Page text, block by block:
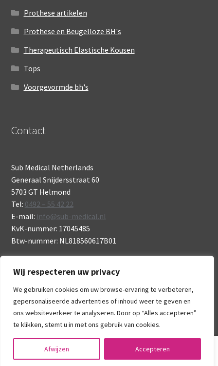
Wij respecteren uw privacy
We gebruiken cookies om uw browse-ervaring te verbeteren,
gepersonaliseerde advertenties of inhoud weer te geven en
ons websiteverkeer te analyseren. Door op “Alles accepteren”
te klikken, stemt u in met ons gebruik van cookies.
Afwijzen Accepteren
Prothese artikelen
Prothese en Beugelloze BH's
Therapeutisch Elastische Kousen
Tops
Voorgevormde bh's
Contact
Sub Medical Netherlands
Generaal Snijdersstraat 60
5703 GT Helmond
Tel: 0492 – 55 42 22
E-mail: info@sub-medical.nl
KvK-nummer: 17045485
Btw-nummer: NL818560617B01
© Sub Medical 2026
Zoeken
Zoeken